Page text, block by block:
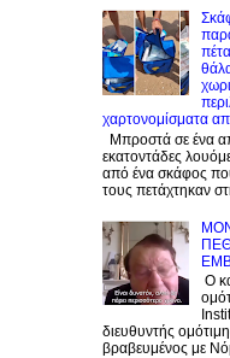
χαρτονομίσματα
Μπροστά σε ένα
εκατοντάδες
από ένα σκάφος
τους πετάχτηκαν
Ο
διευθυντής
βραβευμένος με